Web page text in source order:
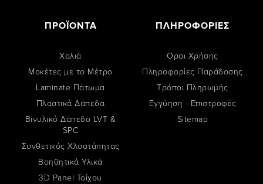
ΠΡΟΪΟΝΤΑ
Χαλιά
Μοκέτες με το Μέτρο
Laminate Πάτωμα
Πλαστικά Δάπεδα
Βινυλικό Δάπεδο LVT &
SPC
Συνθετικός Χλοοτάπητας
Βοηθητικά Υλικά
3D Panel Τοίχου
ΠΛΗΡΟΦΟΡΙΕΣ
Όροι Χρήσης
Πληροφορίες Παράδοσης
Tρόποι Πληρωμής
Εγγύηση - Επιστροφές
Sitemap